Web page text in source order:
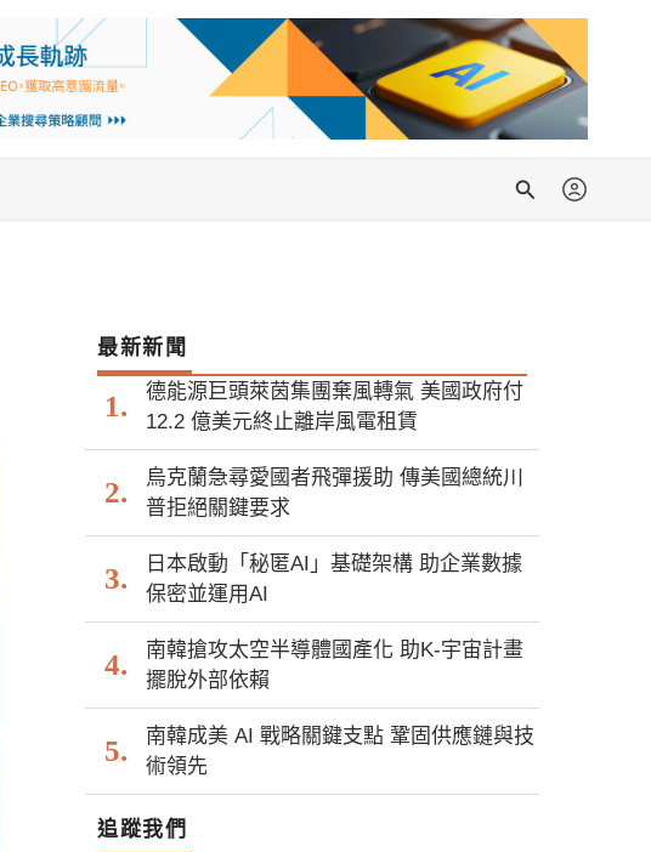
搜
最新新聞
德能源巨頭萊茵集團棄風轉氣 美國政府付
12.2 億美元終止離岸風電租賃
烏克蘭急尋愛國者飛彈援助 傳美國總統川
普拒絕關鍵要求
日本啟動「秘匿AI」基礎架構 助企業數據
保密並運用AI
南韓搶攻太空半導體國產化 助K-宇宙計畫
擺脫外部依賴
南韓成美 AI 戰略關鍵支點 鞏固供應鏈與技
術領先
追蹤我們